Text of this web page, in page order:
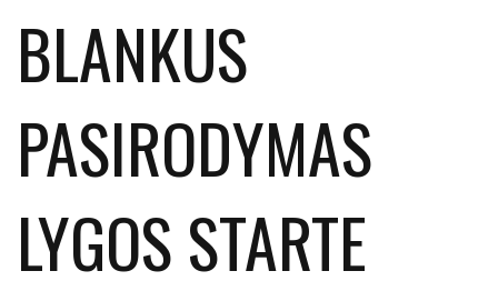
BLANKUS
PASIRODYMAS
LYGOS STARTE